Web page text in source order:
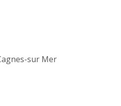
sur Mer